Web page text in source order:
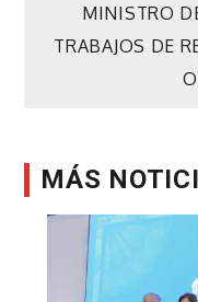
MINISTRO
TRABAJOS DE
MÁS